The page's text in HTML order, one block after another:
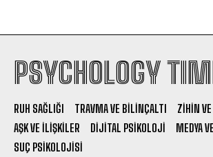
PSYCHOLOGY
RUH SAĞLIĞI TRAVMA VE BILINÇALTI
ZIHIN
AŞK VE İLIŞKILER
DIJITAL PSIKOLOJI
MEDYA
SUÇ PSIKOLOJISI